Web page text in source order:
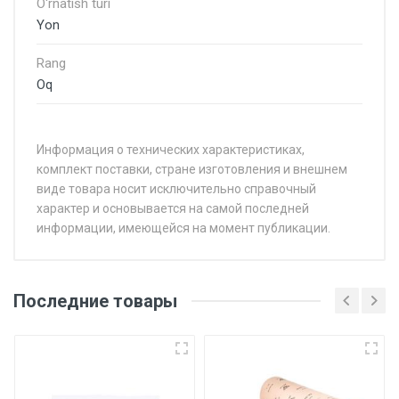
O'rnatish turi
Yon
Rang
Oq
Информация о технических характеристиках,
комплект поставки, стране изготовления и внешнем
виде товара носит исключительно справочный
характер и основывается на самой последней
информации, имеющейся на момент публикации.
Последние товары